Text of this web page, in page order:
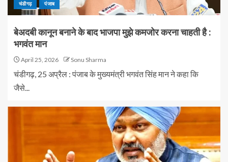
चंडीगढ़ पंजाब
बेअदबी कानून बनाने के बाद भाजपा मुझे कमजोर करना चाहती है :
भगवंत मान
April 25, 2026 Sonu Sharma
चंडीगढ़, 25 अप्रैल : पंजाब के मुख्यमंत्री भगवंत सिंह मान ने कहा कि
जैसे...